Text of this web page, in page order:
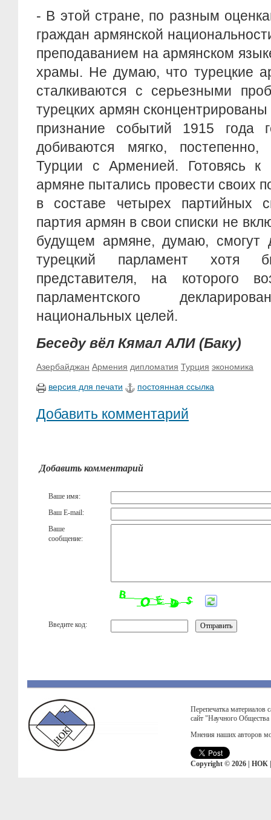
- В этой стране, по разным
граждан армянской
преподаванием на армянском
храмы. Не думаю, что турецкие
сталкиваются с серьезными
турецких армян
признание событий 1915 года
добиваются мягко,
Турции с Арменией. Готовясь к
армяне пытались провести своих
в составе четырех партийных
партия армян в свои списки не
будущем армяне, думаю, смогут
турецкий парламент хотя
представителя, на которого
парламентского
национальных целей.
Беседу вёл Кямал АЛИ (Баку)
Азербайджан Армения дипломатия Турция экономика
версия для печати постоянная ссылка
Добавить комментарий
Добавить комментарий
Ваше имя:
Ваш E-mail:
Ваше
сообщение:
Введите код:
Перепечатка материалов
сайт "Научного
Мнения наших авторов
Copyright © 2026 | НОК